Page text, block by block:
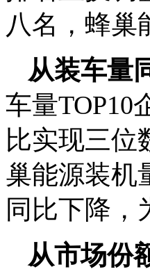
八名，蜂巢
从装车量
车量TOP10
比实现三位
巢能源装机
同比下降，
从市场份